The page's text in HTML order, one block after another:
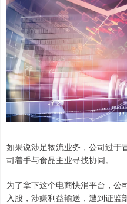
如果说涉足物流业务，公司过于
司着手与食品主业寻找协同。
为了拿下这个电商快消平台，公
入股，涉嫌利益输送，遭到证监